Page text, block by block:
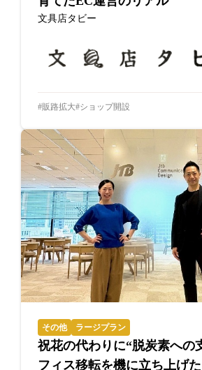
文具店タビー
販路拡大 ショップ開設
その他 ラージプラン
祝花の代わりに“脱炭素への
フィス移転を機に立ち上げ